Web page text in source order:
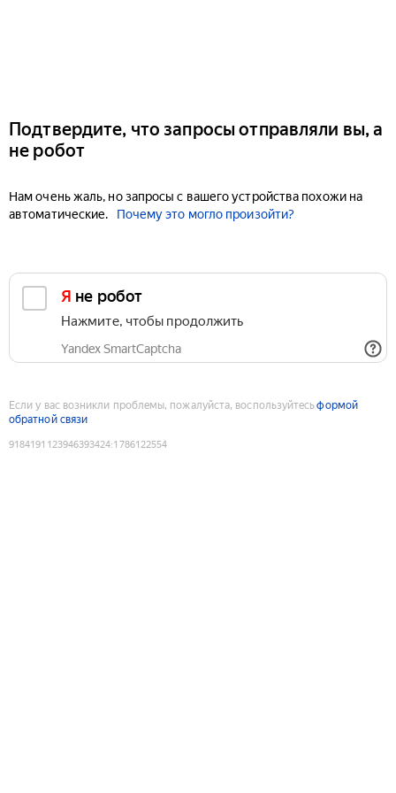
Подтвердите, что запросы отправляли вы, а
не робот
Нам очень жаль, но запросы с вашего устройства похожи на
автоматические.
Почему это могло произойти?
Я не робот
Нажмите, чтобы продолжить
Yandex SmartCaptcha
Если у вас возникли проблемы, пожалуйста, воспользуйтесьформой
обратной связи
9184191123946393424:1786122554